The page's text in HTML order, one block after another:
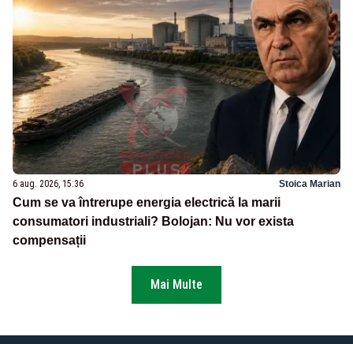
6 aug. 2026, 15:36 Stoica Marian
Cum se va întrerupe energia electrică la marii
consumatori industriali? Bolojan: Nu vor exista
compensații
Mai Multe